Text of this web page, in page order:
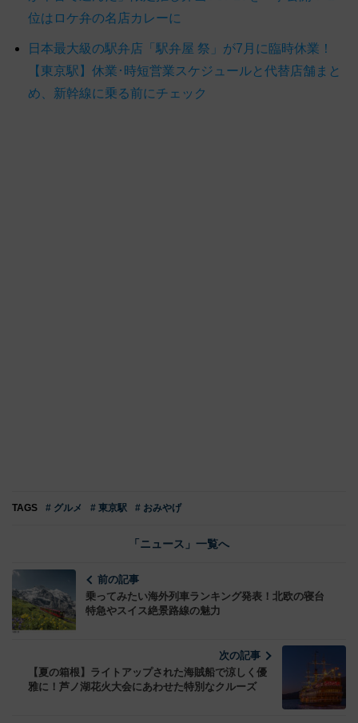
位はロケ弁の名店カレーに
日本最大級の駅弁店「駅弁屋 祭」が7月に臨時休業！
【東京駅】休業･時短営業スケジュールと代替店舗まと
め、新幹線に乗る前にチェック
TAGS # グルメ # 東京駅 # おみやげ
「ニュース」一覧へ
前の記事
乗ってみたい海外列車ランキング発表！北欧の寝台
特急やスイス絶景路線の魅力
次の記事
【夏の箱根】ライトアップされた海賊船で涼しく優
雅に！芦ノ湖花火大会にあわせた特別なクルーズ